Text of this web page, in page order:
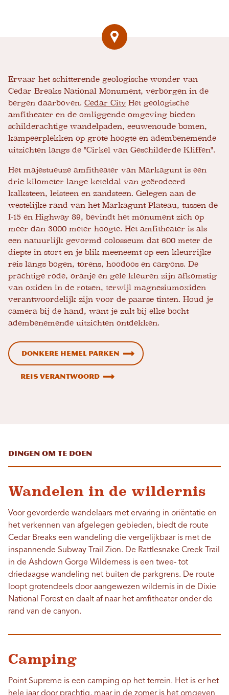
Ervaar het schitterende geologische wonder van
Cedar Breaks National Monument, verborgen in de
bergen daarboven. Cedar City Het geologische
amfitheater en de omliggende omgeving bieden
schilderachtige wandelpaden, eeuwenoude bomen,
kampeerplekken op grote hoogte en adembenemende
uitzichten langs de "Cirkel van Geschilderde Kliffen".
Het majestueuze amfitheater van Markagunt is een
drie kilometer lange keteldal van geërodeerd
kalksteen, leisteen en zandsteen. Gelegen aan de
westelijke rand van het Markagunt Plateau, tussen de
I-15 en Highway 89, bevindt het monument zich op
meer dan 3000 meter hoogte. Het amfitheater is als
een natuurlijk gevormd colosseum dat 600 meter de
diepte in stort en je blik meeneemt op een kleurrijke
reis langs bogen, torens, hoodoos en canyons. De
prachtige rode, oranje en gele kleuren zijn afkomstig
van oxiden in de rotsen, terwijl magnesiumoxiden
verantwoordelijk zijn voor de paarse tinten. Houd je
camera bij de hand, want je zult bij elke bocht
adembenemende uitzichten ontdekken.
Donkere Hemel Parken
Reis verantwoord
Dingen om te doen
Wandelen in de wildernis
Voor gevorderde wandelaars met ervaring in oriëntatie en
het verkennen van afgelegen gebieden, biedt de route
Cedar Breaks een wandeling die vergelijkbaar is met de
inspannende Subway Trail Zion. De Rattlesnake Creek Trail
in de Ashdown Gorge Wilderness is een twee- tot
driedaagse wandeling net buiten de parkgrens. De route
loopt grotendeels door aangewezen wildernis in de Dixie
National Forest en daalt af naar het amfitheater onder de
rand van de canyon.
Camping
Point Supreme is een camping op het terrein. Het is er het